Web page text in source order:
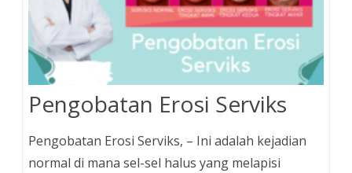
Pengobatan Erosi Serviks
Pengobatan Erosi Serviks, – Ini adalah kejadian
normal di mana sel-sel halus yang melapisi